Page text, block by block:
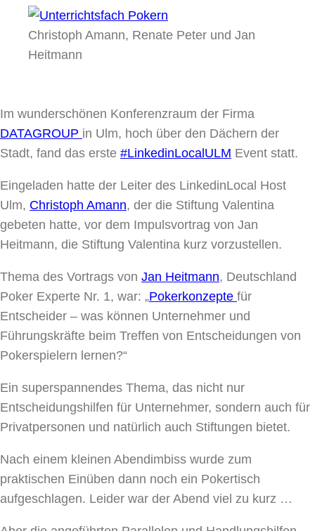
Christoph Amann, Renate Peter und Jan
Heitmann
Im wunderschönen Konferenzraum der Firma
DATAGROUP in Ulm, hoch über den Dächern der
Stadt, fand das erste #LinkedinLocalULM Event statt.
Eingeladen hatte der Leiter des LinkedinLocal Host
Ulm, Christoph Amann, der die Stiftung Valentina
gebeten hatte, vor dem Impulsvortrag von Jan
Heitmann, die Stiftung Valentina kurz vorzustellen.
Thema des Vortrags von Jan Heitmann, Deutschland
Poker Experte Nr. 1, war: „Pokerkonzepte für
Entscheider – was können Unternehmer und
Führungskräfte beim Treffen von Entscheidungen von
Pokerspielern lernen?“
Ein superspannendes Thema, das nicht nur
Entscheidungshilfen für Unternehmer, sondern auch für
Privatpersonen und natürlich auch Stiftungen bietet.
Nach einem kleinen Abendimbiss wurde zum
praktischen Einüben dann noch ein Pokertisch
aufgeschlagen. Leider war der Abend viel zu kurz …